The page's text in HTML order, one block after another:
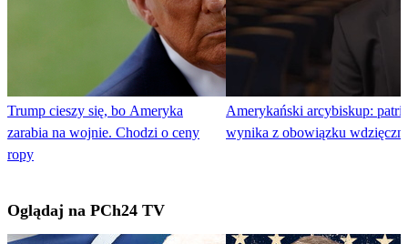
Trump cieszy się, bo Ameryka
zarabia na wojnie. Chodzi o ceny
ropy
Amerykański arcybiskup:
wynika z obowiązku
Oglądaj na PCh24 TV